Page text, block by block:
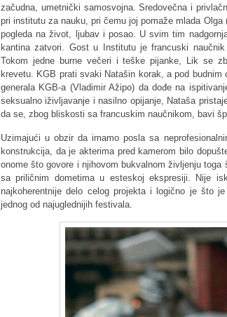
začudna, umetnički samosvojna. Sredovečna i
pri institutu za nauku, pri čemu joj pomaže mlada
pogleda na život, ljubav i posao. U svim tim
kantina zatvori. Gost u Institutu je francuski
Tokom jedne burne večeri i teške pijanke, Lik se
krevetu. KGB prati svaki Natašin korak, a pod
generala KGB-a (Vladimir Ažipo) da dođe na
seksualno iživljavanje i nasilno opijanje, Nataša
da se, zbog bliskosti sa francuskim naučnikom, bavi
Uzimajući u obzir da imamo posla sa
konstrukcija, da je akterima pred kamerom bilo
onome što govore i njihovom bukvalnom življenju
sa priličnim dometima u esteskoj ekspresiji. Nije
najkoherentnije delo celog projekta i logično je što
jednog od najuglednijih festivala.